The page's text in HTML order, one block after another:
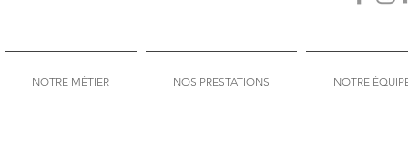
NOTRE MÉTIER NOS PRESTATIONS NOTRE